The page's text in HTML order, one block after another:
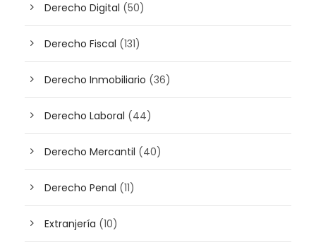
Derecho Digital (50)
Derecho Fiscal (131)
Derecho Inmobiliario (36)
Derecho Laboral (44)
Derecho Mercantil (40)
Derecho Penal (11)
Extranjería (10)